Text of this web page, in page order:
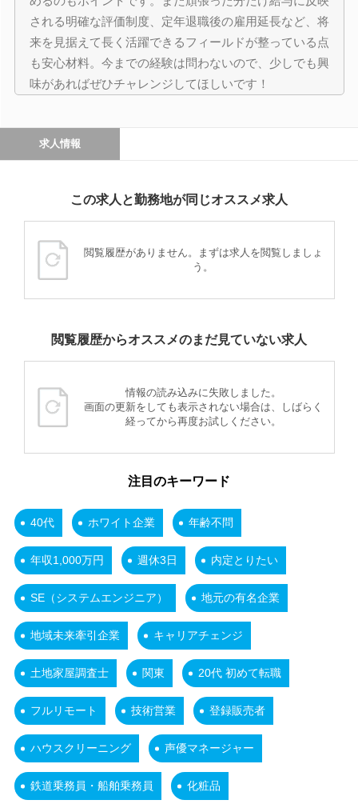
される明確な評価制度、定年退職後の雇用延長など、将
来を見据えて長く活躍できるフィールドが整っている点
も安心材料。今までの経験は問わないので、少しでも興
味があればぜひチャレンジしてほしいです！
求人情報
この求人と勤務地が同じオススメ求人
閲覧履歴がありません。まずは求人を閲覧しましょ
う。
閲覧履歴からオススメのまだ見ていない求人
情報の読み込みに失敗しました。
画面の更新をしても表示されない場合は、しばらく
経ってから再度お試しください。
注目のキーワード
40代 ホワイト企業 年齢不問
年収1,000万円 週休3日 内定とりたい
SE（システムエンジニア） 地元の有名企業
地域未来牽引企業 キャリアチェンジ
土地家屋調査士 関東 20代 初めて転職
フルリモート 技術営業 登録販売者
ハウスクリーニング 声優マネージャー
鉄道乗務員・船舶乗務員 化粧品